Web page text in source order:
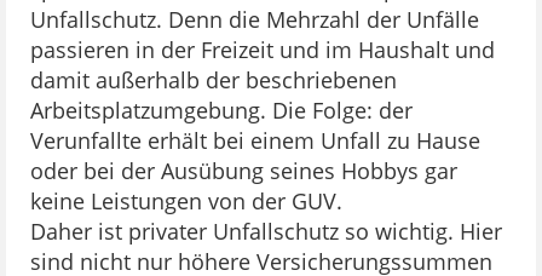
Unfallschutz. Denn die Mehrzahl der Unfälle
passieren in der Freizeit und im Haushalt und
damit außerhalb der beschriebenen
Arbeitsplatzumgebung. Die Folge: der
Verunfallte erhält bei einem Unfall zu Hause
oder bei der Ausübung seines Hobbys gar
keine Leistungen von der GUV.
Daher ist privater Unfallschutz so wichtig. Hier
sind nicht nur höhere Versicherungssummen